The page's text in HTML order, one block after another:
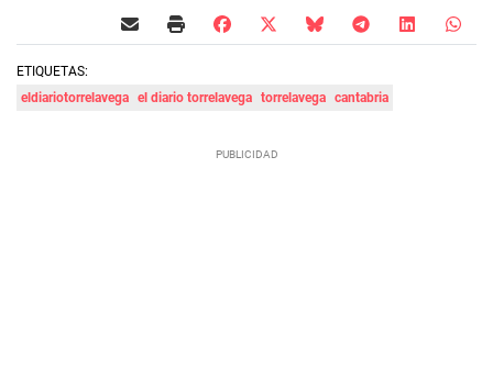
ETIQUETAS:
eldiariotorrelavega el diario torrelavega torrelavega cantabria